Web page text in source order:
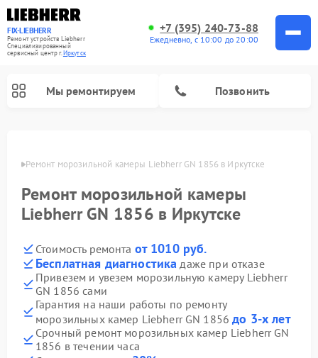
FIX-LIEBHERR
Ремонт устройств Liebherr
Специализированный
cервисный центр г.Иркутск
+7 (395) 240-73-88
Ежедневно, с 10:00 до 20:00
Мы ремонтируем Позвонить
Ремонт морозильной камеры Liebherr GN 1856 в Иркутске
Ремонт морозильной камеры
Liebherr GN 1856 в Иркутске
Стоимость ремонта от 1010 руб.
Бесплатная диагностика даже при отказе
Привезем и увезем морозильную камеру Liebherr
GN 1856 сами
Гарантия на наши работы по ремонту
морозильных камер Liebherr GN 1856до 3-х лет
Срочный ремонт морозильных камер Liebherr GN
1856 в течении часа